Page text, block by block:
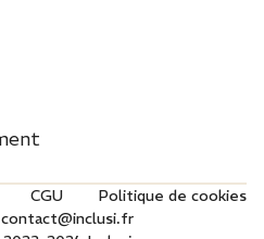
CGU
Politique de cookies